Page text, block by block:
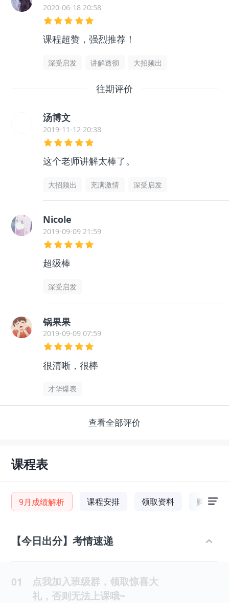
2020-06-18 20:58
课程超赞，强烈推荐！
深受启发 讲解透彻 大招频出
往期评价
汤博文
2019-11-12 20:38
这个老师讲解太棒了。
大招频出 充满激情 深受启发
Nicole
2019-09-09 21:59
超级棒
深受启发
锅果果
2019-09-09 07:59
很清晰，很棒
才华爆表
查看全部评价
课程表
9月成绩解析 课程安排 领取资料 购课福利
【今日出分】考情速递
01
点我加入班级群，领取惊喜大
礼，否则无法上课哦~